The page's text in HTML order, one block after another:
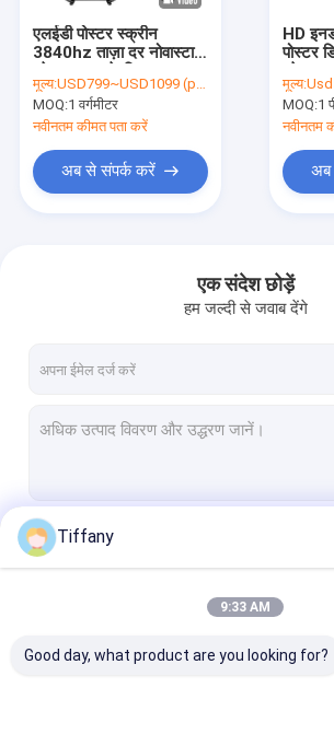
उत्पाद
एलईडी पोस्टर स्क्रीन
3840hz ताज़ा दर नोवास्टार
स्थापना
मूल्य:USD799~USD1099 (price is negotiable)
MOQ:1 वर्गमीटर
नवीनतम कीमत पता करें
अब से संपर्क करें
HD
पोस्टर
मूल्य:Usd500
MOQ:1
नवीनतम
अब
एक संदेश छोड़ें
हम जल्दी से जवाब देंगे
Tiffany
9:33 AM
Good day, what product are you looking for?